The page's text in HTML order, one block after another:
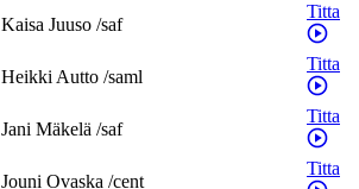
Kaisa Juuso /saf
Titta
HeikkiAutto /saml
Titta
Jani Mäkelä /saf
Titta
Jouni Ovaska /cent
Titta